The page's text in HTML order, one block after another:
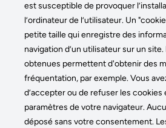
est susceptible de provoquer
l’ordinateur de l’utilisateur. Un
petite taille qui enregistre des
navigation d’un utilisateur sur un
obtenues permettent d'obtenir des
fréquentation, par exemple. Vous
d’accepter ou de refuser les cookies
paramètres de votre navigateur.
déposé sans votre consentement.